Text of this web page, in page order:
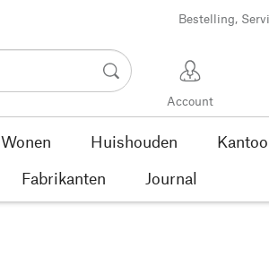
Bestelling,
Account
Wonen Huishouden
Fabrikanten Journal